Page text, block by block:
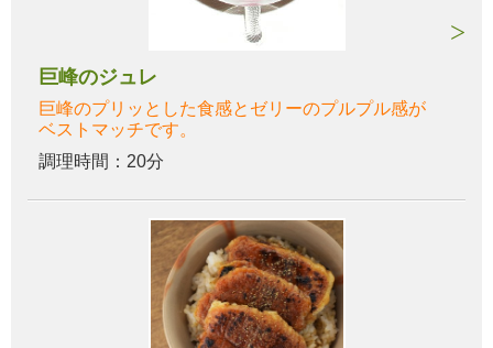
巨峰のジュレ
巨峰のプリッとした食感とゼリーのプルプル感が
ベストマッチです。
調理時間：20分